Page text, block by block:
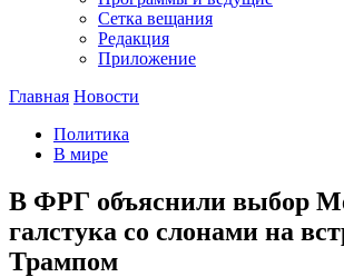
Сетка вещания
Редакция
Приложение
Главная Новости
Политика
В мире
В ФРГ объяснили выбор
галстука со слонами на
Трампом